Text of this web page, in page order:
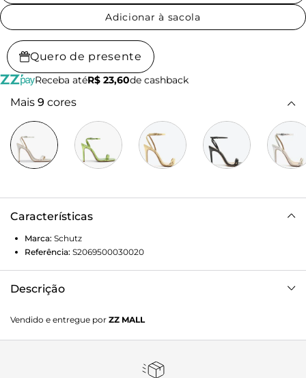
Adicionar à sacola
Quero de presente
Receba atéR$ 23,60de cashback
Mais 9 cores
Características
Marca: Schutz
Referência: S2069500030020
Descrição
proposta, trazendo tiras finas e delicadas que envolvem os
pés. Sexy e feminina!
Vendido e entregue por ZZ MALL